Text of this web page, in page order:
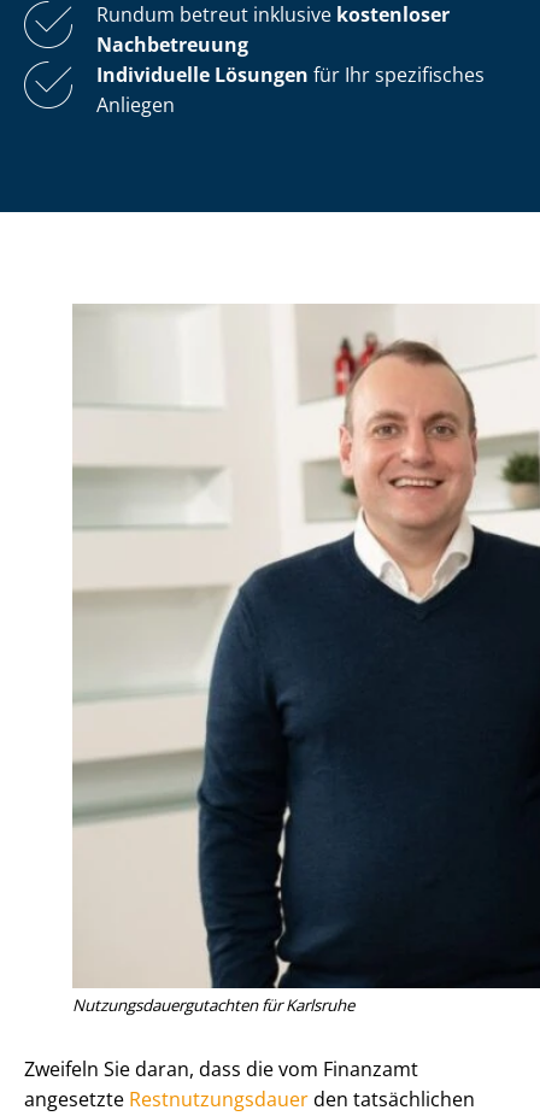
Rundum betreut inklusive kostenloser
Nachbetreuung
Individuelle Lösungen für Ihr spezifisches
Anliegen
Nut­zungs­dau­er­gut­ach­ten für Karlsruhe
Zweifeln Sie daran, dass die vom Finanzamt
angesetzte Rest­nut­zungs­dau­erden tatsächlichen